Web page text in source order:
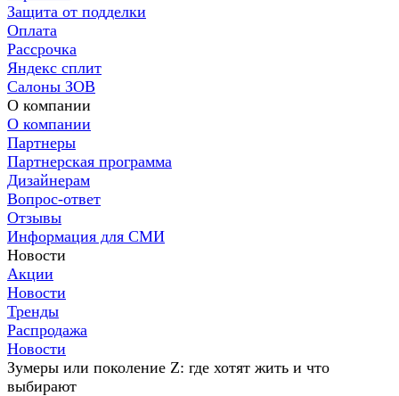
Защита от подделки
Оплата
Рассрочка
Яндекс сплит
Салоны ЗОВ
О компании
О компании
Партнеры
Партнерская программа
Дизайнерам
Вопрос-ответ
Отзывы
Информация для СМИ
Новости
Акции
Новости
Тренды
Распродажа
Новости
Зумеры или поколение Z: где хотят жить и что
выбирают